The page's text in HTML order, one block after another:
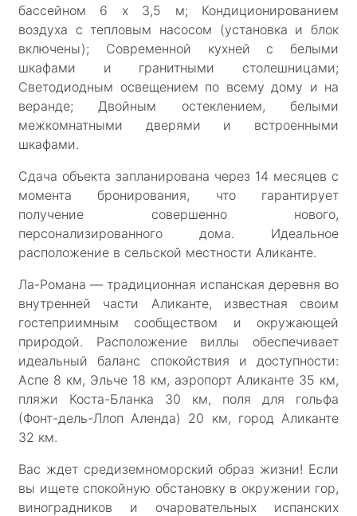
бассейном 6 x 3,5 м; Кондиционированием
воздуха с тепловым насосом (установка и блок
включены); Современной кухней с белыми
шкафами и гранитными столешницами;
Светодиодным освещением по всему дому и на
веранде; Двойным остеклением, белыми
межкомнатными дверями и встроенными
шкафами.
Сдача объекта запланирована через 14 месяцев с
момента бронирования, что гарантирует
получение совершенно нового,
персонализированного дома. Идеальное
расположение в сельской местности Аликанте.
Ла-Романа — традиционная испанская деревня во
внутренней части Аликанте, известная своим
гостеприимным сообществом и окружающей
природой. Расположение виллы обеспечивает
идеальный баланс спокойствия и доступности:
Аспе 8 км, Эльче 18 км, аэропорт Аликанте 35 км,
пляжи Коста-Бланка 30 км, поля для гольфа
(Фонт-дель-Ллоп Аленда) 20 км, город Аликанте
32 км.
Вас ждет средиземноморский образ жизни! Если
вы ищете спокойную обстановку в окружении гор,
виноградников и очаровательных испанских